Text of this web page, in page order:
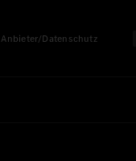
Anbieter/Datenschutz